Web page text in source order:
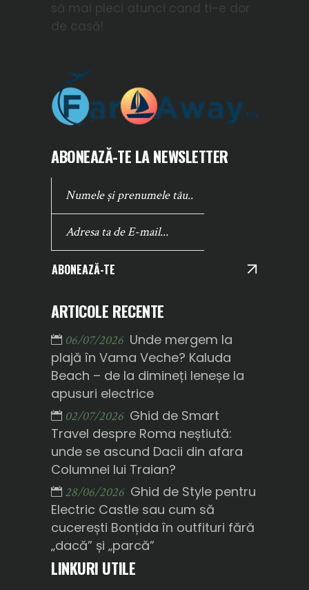
să mai pleci atunci cand ti-e dor
de casă!
ABONEAZĂ-TE LA NEWSLETTER
ABONEAZĂ-TE
ARTICOLE RECENTE
06/07/2026 Unde mergem la
plajă în Vama Veche? Kaluda
Beach – de la dimineți leneșe la
apusuri electrice
02/07/2026 Ghid de Smart
Travel despre Roma neștiută:
unde se ascund Dacii din afara
Columnei lui Traian?
28/06/2026 Ghid de Style pentru
Electric Castle sau cum să
cucerești Bonțida în outfituri fără
„dacă” și „parcă”
LINKURI UTILE